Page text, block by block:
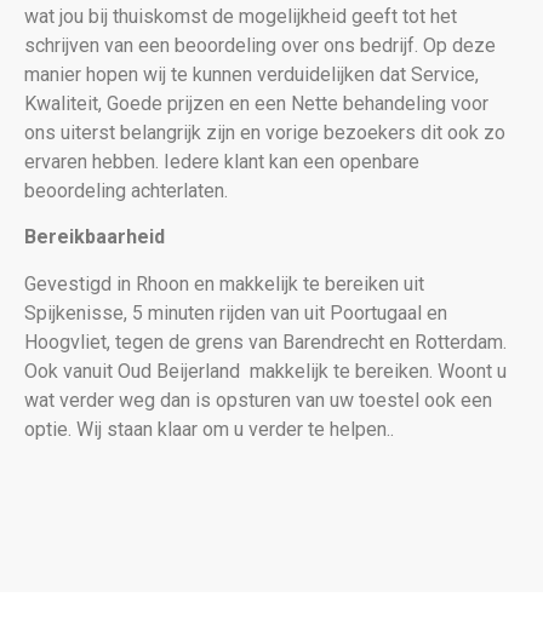
wat jou bij thuiskomst de mogelijkheid geeft tot het
schrijven van een beoordeling over ons bedrijf. Op deze
manier hopen wij te kunnen verduidelijken dat Service,
Kwaliteit, Goede prijzen en een Nette behandeling voor
ons uiterst belangrijk zijn en vorige bezoekers dit ook zo
ervaren hebben. Iedere klant kan een openbare
beoordeling achterlaten.
Bereikbaarheid
Gevestigd in Rhoon en makkelijk te bereiken uit
Spijkenisse, 5 minuten rijden van uit Poortugaal en
Hoogvliet, tegen de grens van Barendrecht en Rotterdam.
Ook vanuit Oud Beijerland makkelijk te bereiken. Woont u
wat verder weg dan is opsturen van uw toestel ook een
optie. Wij staan klaar om u verder te helpen..